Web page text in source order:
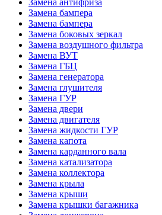
Замена антифриза
Замена бампера
Замена бампера
Замена боковых зеркал
Замена воздушного фильтра
Замена ВУТ
Замена ГБЦ
Замена генератора
Замена глушителя
Замена ГУР
Замена двери
Замена двигателя
Замена жидкости ГУР
Замена капота
Замена карданного вала
Замена катализатора
Замена коллектора
Замена крыла
Замена крыши
Замена крышки багажника